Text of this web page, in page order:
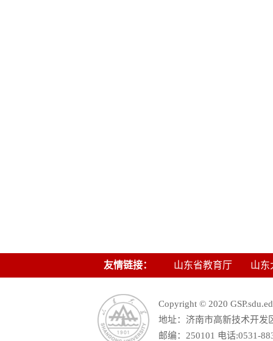
友情链接： 山东省教育厅 山东
Copyright © 2020
地址：济南市高新技术开发
邮编：250101 电话:0531-